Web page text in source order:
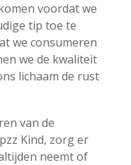
voordat we
tip toe te
we consumeren
we de kwaliteit
lichaam de rust
van de
Kind, zorg er
neemt of